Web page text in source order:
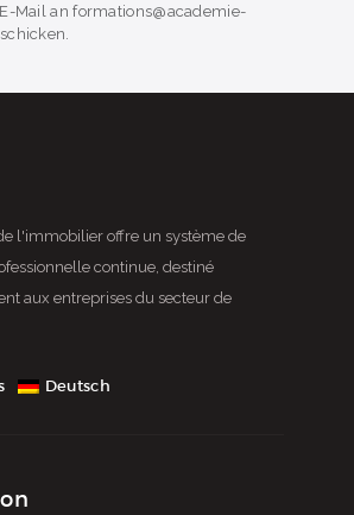
Mail an formations@academie-
l'immobilier offre un système de
continue, destiné
aux entreprises du secteur de
Deutsch